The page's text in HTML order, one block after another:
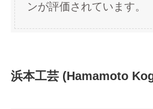
ンが評価されています。
浜本工芸 (Hamamoto